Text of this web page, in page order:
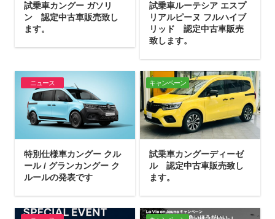
試乗車カングー ガソリ
ン 認定中古車販売致し
ます。
試乗車ルーテシア エスプ
リアルピーヌ フルハイブ
リッド 認定中古車販売
致します。
ニュース
特別仕様車カングー クル
ール / グランカングー ク
ルールの発表です
キャンペーン
試乗車カングーディーゼ
ル 認定中古車販売致し
ます。